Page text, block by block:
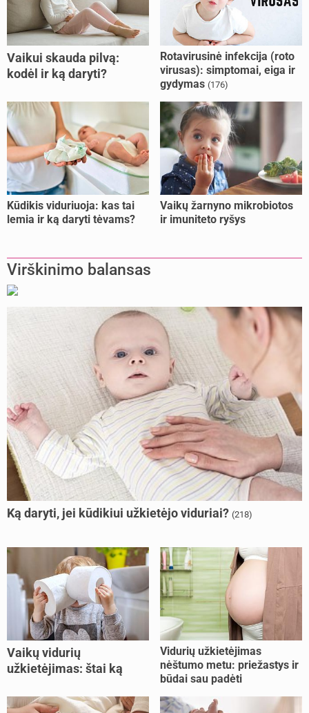
Vaikui skauda pilvą:
kodėl ir ką daryti?
Rotavirusinė infekcija (roto
virusas): simptomai, eiga ir
gydymas (176)
Kūdikis viduriuoja: kas tai
lemia ir ką daryti tėvams?
Vaikų žarnyno mikrobiotos
ir imuniteto ryšys
Virškinimo balansas
Ką daryti, jei kūdikiui užkietėjo viduriai? (218)
Vaikų vidurių
užkietėjimas: štai ką
Vidurių užkietėjimas
nėštumo metu: priežastys ir
būdai sau padėti